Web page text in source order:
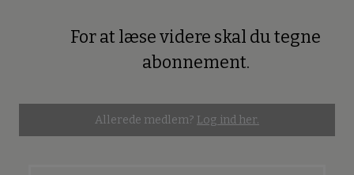
For at læse videre skal du tegne
abonnement.
Allerede medlem? Log ind her.